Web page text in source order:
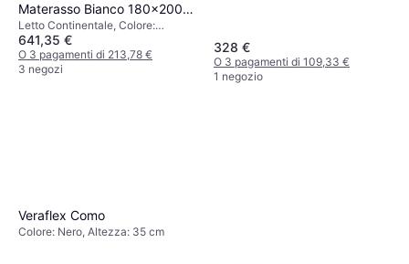
Materasso Bianco 180x200
cm in Similpelle Letto
Continentale
Letto Continentale, Colore:
Bianco, Riempimento: Schiuma,
Materiale: Pelle sintetica, Pelle
641,35 €
O 3 pagamenti di 213,78 €
3 negozi
328 €
O 3 pagamenti di 109,33 €
1 negozio
Veraflex Como
Colore: Nero, Altezza: 35 cm